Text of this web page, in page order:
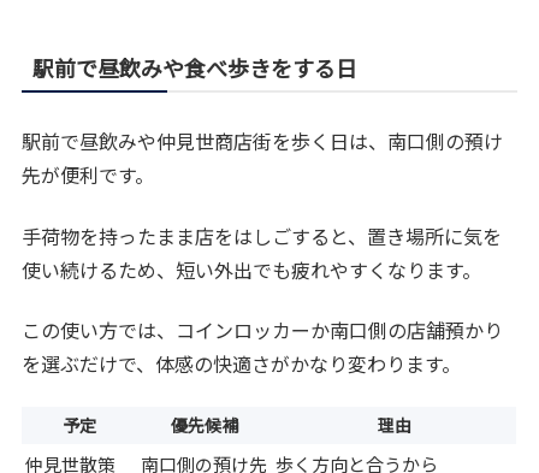
駅前で昼飲みや食べ歩きをする日
駅前で昼飲みや仲見世商店街を歩く日は、南口側の預け
先が便利です。
手荷物を持ったまま店をはしごすると、置き場所に気を
使い続けるため、短い外出でも疲れやすくなります。
この使い方では、コインロッカーか南口側の店舗預かり
を選ぶだけで、体感の快適さがかなり変わります。
予定 優先候補 理由
仲見世散策 南口側の預け先 歩く方向と合うから